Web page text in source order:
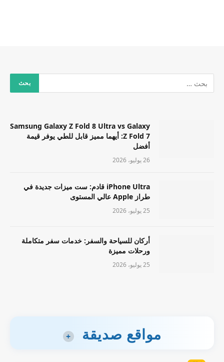
Samsung Galaxy Z Fold 8 Ultra vs Galaxy
Z Fold 7: أيهما مميز قابل للطي يوفر قيمة
أفضل
26 يوليو، 2026
iPhone Ultra قادم: ست ميزات جديدة في
طراز Apple عالي المستوى
25 يوليو، 2026
أركان للسياحة والسفر: خدمات سفر متكاملة
ورحلات مميزة
25 يوليو، 2026
مواقع صديقة +